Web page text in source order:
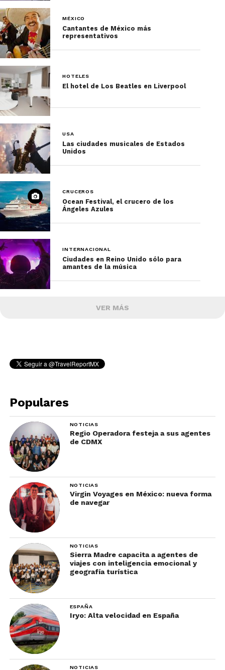
MÉXICO
Cantantes de México más
representativos
HOTELES
El hotel de Los Beatles en Liverpool
USA
Las ciudades musicales de Estados
Unidos
CRUCEROS
Ocean Festival, el crucero de los
Ángeles Azules
INTERNACIONAL
Ciudades en Reino Unido sólo para
amantes de la música
VER MÁS
Populares
NOTICIAS
Regio Operadora festeja a sus agentes
de CDMX
NOTICIAS
Virgin Voyages en México: nueva forma
de navegar
NOTICIAS
Sierra Madre capacita a agentes de
viajes con inteligencia emocional y
geografía turística
ESPAÑA
Iryo: Alta velocidad en España
NOTICIAS